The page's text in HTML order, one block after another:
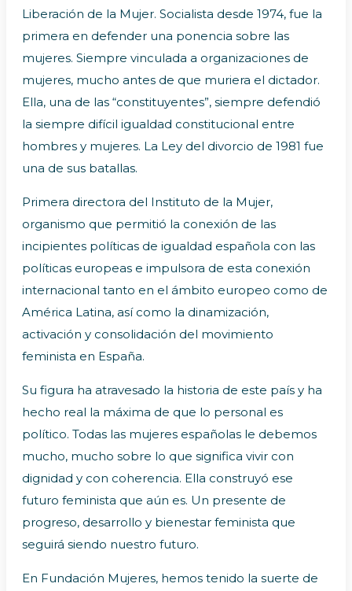
Liberación de la Mujer. Socialista desde 1974, fue la
primera en defender una ponencia sobre las
mujeres. Siempre vinculada a organizaciones de
mujeres, mucho antes de que muriera el dictador.
Ella, una de las “constituyentes”, siempre defendió
la siempre difícil igualdad constitucional entre
hombres y mujeres. La Ley del divorcio de 1981 fue
una de sus batallas.
Primera directora del Instituto de la Mujer,
organismo que permitió la conexión de las
incipientes políticas de igualdad española con las
políticas europeas e impulsora de esta conexión
internacional tanto en el ámbito europeo como de
América Latina, así como la dinamización,
activación y consolidación del movimiento
feminista en España.
Su figura ha atravesado la historia de este país y ha
hecho real la máxima de que lo personal es
político. Todas las mujeres españolas le debemos
mucho, mucho sobre lo que significa vivir con
dignidad y con coherencia. Ella construyó ese
futuro feminista que aún es. Un presente de
progreso, desarrollo y bienestar feminista que
seguirá siendo nuestro futuro.
En Fundación Mujeres, hemos tenido la suerte de